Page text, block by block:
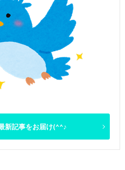
新記事をお届け(^^♪